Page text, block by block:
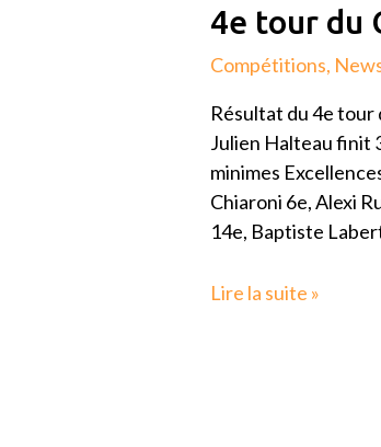
4e tour du
Compétitions,
Résultat du 4e tour
Julien Halteau finit
minimes
Chiaroni 6e, Alexi
14e, Baptiste
4e
du
Critérium
à
Montauroux
Lire la suite »